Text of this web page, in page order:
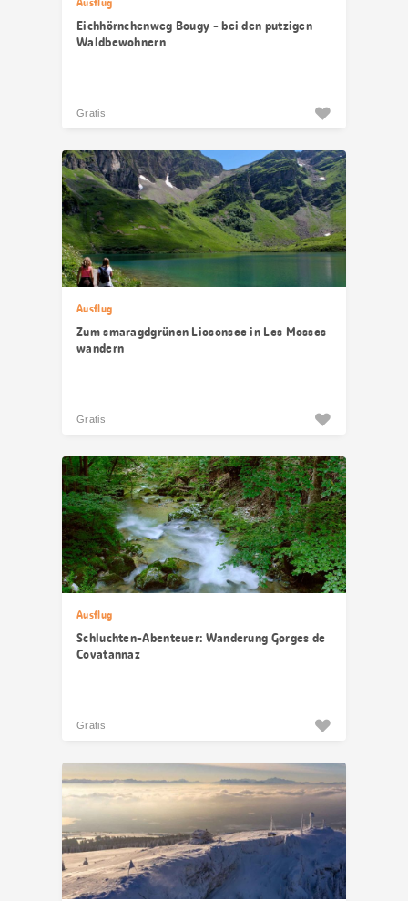
Eichhörnchenweg Bougy - bei den putzigen
Waldbewohnern
Gratis
Ausflug
Zum smaragdgrünen Liosonsee in Les Mosses
wandern
Gratis
Ausflug
Schluchten-Abenteuer: Wanderung Gorges de
Covatannaz
Gratis